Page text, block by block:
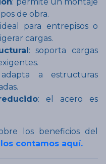
de obra.
para entrepisos o
cargas.
: soporta cargas
a estructuras
: el acero es
los beneficios del
los contamos aquí.